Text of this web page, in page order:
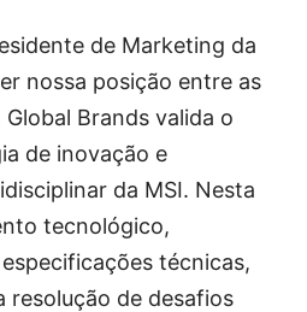
de Marketing da
nossa posição entre as
Brands valida o
de inovação e
da MSI. Nesta
tecnológico,
técnicas,
resolução de desafios